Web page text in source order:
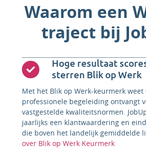
Waarom een
traject bij
Hoge resultaat
sterren Blik op Werk
Met het Blik op Werk-keurmerk weet
professionele begeleiding ontvangt
vastgestelde kwaliteitsnormen.
jaarlijks een klantwaardering en
die boven het landelijk gemiddelde
over Blik op Werk Keurmerk